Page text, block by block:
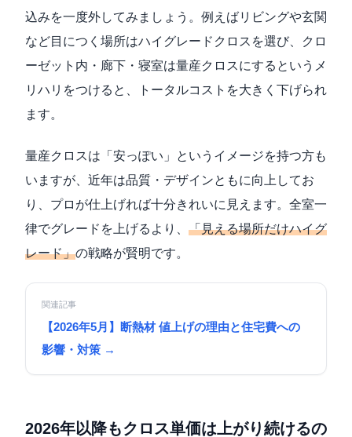
込みを一度外してみましょう。例えばリビングや玄関
など目につく場所はハイグレードクロスを選び、クロ
ーゼット内・廊下・寝室は量産クロスにするというメ
リハリをつけると、トータルコストを大きく下げられ
ます。
量産クロスは「安っぽい」というイメージを持つ方も
いますが、近年は品質・デザインともに向上してお
り、プロが仕上げれば十分きれいに見えます。全室一
律でグレードを上げるより、 「見える場所だけハイグ
レード」の戦略が賢明です。
関連記事
【2026年5月】断熱材 値上げの理由と住宅費への
影響・対策 →
2026年以降もクロス単価は上がり続けるの